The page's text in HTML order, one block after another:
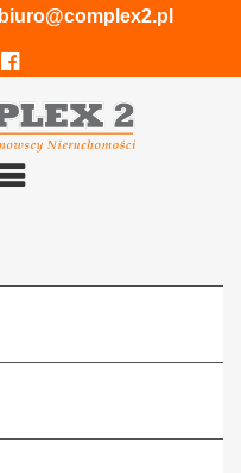
biuro@complex2.pl